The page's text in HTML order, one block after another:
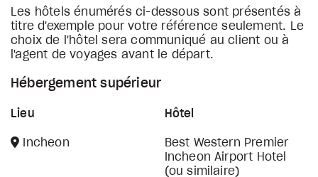
Les hôtels énumérés ci-dessous sont présentés à
titre d'exemple pour votre référence seulement. Le
choix de l'hôtel sera communiqué au client ou à
l'agent de voyages avant le départ.
Hébergement supérieur
Lieu Hôtel
Incheon
Best Western Premier
Incheon Airport Hotel
(ou similaire)